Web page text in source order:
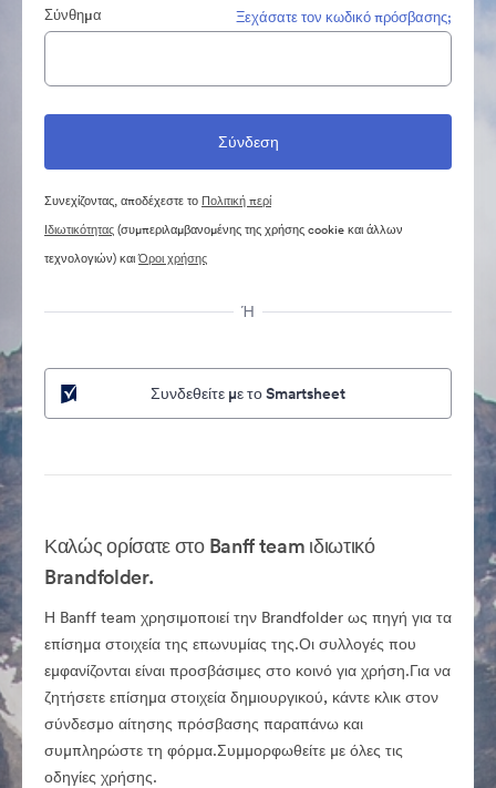
Σύνθημα Ξεχάσατε τον κωδικό πρόσβασης;
Συνεχίζοντας, αποδέχεστε το Πολιτική περί
Ιδιωτικότητας(συμπεριλαμβανομένης της χρήσης cookie και άλλων
τεχνολογιών) καιΌροι χρήσης
Ή
Συνδεθείτε με το Smartsheet
Καλώς ορίσατε στο Banff team ιδιωτικό
Brandfolder.
Η Banff team χρησιμοποιεί την Brandfolder ως πηγή για τα
επίσημα στοιχεία της επωνυμίας της.Οι συλλογές που
εμφανίζονται είναι προσβάσιμες στο κοινό για χρήση.Για να
ζητήσετε επίσημα στοιχεία δημιουργικού, κάντε κλικ στον
σύνδεσμο αίτησης πρόσβασης παραπάνω και
συμπληρώστε τη φόρμα.Συμμορφωθείτε με όλες τις
οδηγίες χρήσης.